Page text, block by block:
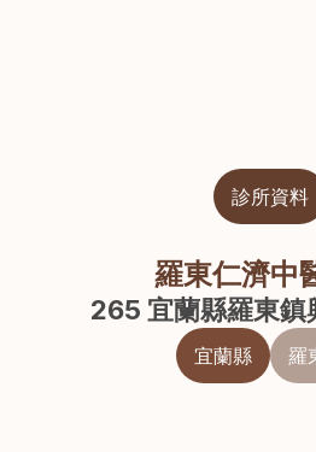
診所資料
羅東仁濟中
265 宜蘭縣羅東鎮
宜蘭縣 羅